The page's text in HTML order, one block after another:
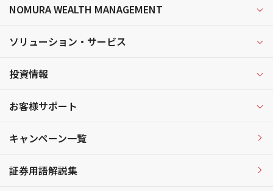
NOMURA WEALTH MANAGEMENT
ソリューション・サービス
投資情報
お客様サポート
キャンペーン一覧
証券用語解説集